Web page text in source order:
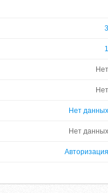
3
1
Нет
Нет
Нет данных
Нет данных
Авторизация